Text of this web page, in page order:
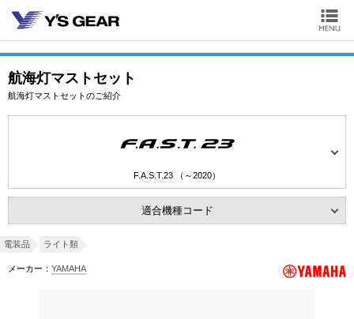
航海灯マストセット
航海灯マストセットのご紹介
F.A.S.T.23 （～2020）
適合機種コード
電装品 ライト類
メーカー： YAMAHA